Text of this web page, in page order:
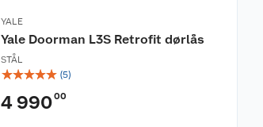
YALE
Yale Doorman L3S Retrofit dørlås
STÅL
☆☆☆☆☆ (5)
4 99000